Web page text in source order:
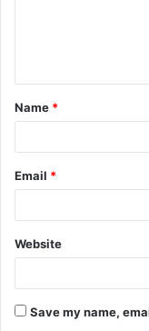
t
*
Name *
Email *
Website
Save my name,